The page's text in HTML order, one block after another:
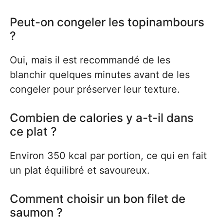
Peut-on congeler les topinambours
?
Oui, mais il est recommandé de les
blanchir quelques minutes avant de les
congeler pour préserver leur texture.
Combien de calories y a-t-il dans
ce plat ?
Environ 350 kcal par portion, ce qui en fait
un plat équilibré et savoureux.
Comment choisir un bon filet de
saumon ?